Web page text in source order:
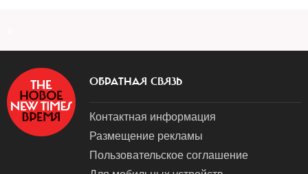
ОБРАТНАЯ СВЯЗЬ
Контактная информация
Размещение рекламы
Пользовательское соглашение